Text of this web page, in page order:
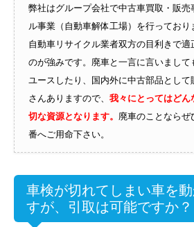
弊社はグループ会社で中古車買取・販売
ル事業（自動車解体工場）を行っており
自動車リサイクル業者双方の目利きで
のが強みです。廃車と一言に言いまして
ユースしたり、国内外に中古部品として
さんありますので、 我々にとってはど
切な資源となります。 廃車のことなら
番へご用命下さい。
車検が切れてしまい車を
すが、引取は可能ですか？